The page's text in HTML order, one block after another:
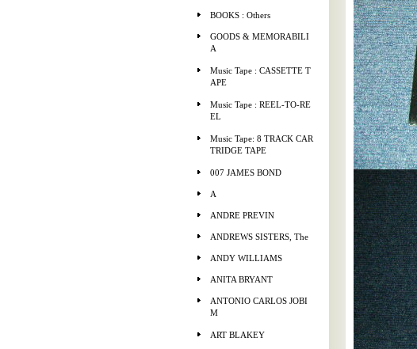
BOOKS : Others
GOODS & MEMORABILI
A
Music Tape : CASSETTE T
APE
Music Tape : REEL-TO-RE
EL
Music Tape: 8 TRACK CAR
TRIDGE TAPE
007 JAMES BOND
A
ANDRE PREVIN
ANDREWS SISTERS, The
ANDY WILLIAMS
ANITA BRYANT
ANTONIO CARLOS JOBI
M
ART BLAKEY